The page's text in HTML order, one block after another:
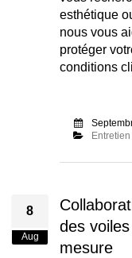
esthétique
nous vous
protéger
conditions
8
Aug
des
mesure